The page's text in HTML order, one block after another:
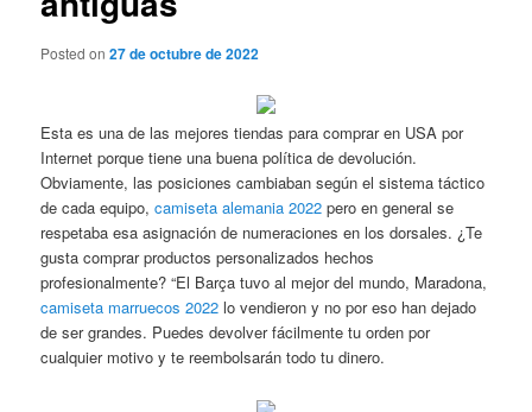
Posted on27 de octubre de 2022
Esta es una de las mejores tiendas para comprar en USA por
Internet porque tiene una buena política de devolución.
Obviamente, las posiciones cambiaban según el sistema táctico
de cada equipo,camiseta alemania 2022 pero en general se
respetaba esa asignación de numeraciones en los dorsales. ¿Te
gusta comprar productos personalizados hechos
profesionalmente? “El Barça tuvo al mejor del mundo, Maradona,
camiseta marruecos 2022 lo vendieron y no por eso han dejado
de ser grandes. Puedes devolver fácilmente tu orden por
cualquier motivo y te reembolsarán todo tu dinero.